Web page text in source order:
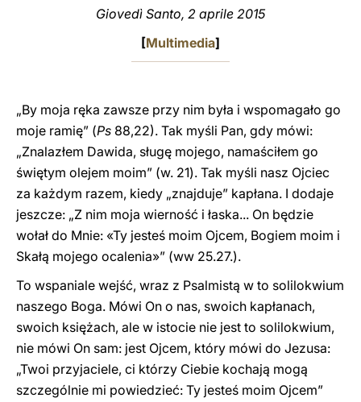
Giovedì Santo, 2 aprile 2015
[Multimedia]
„By moja ręka zawsze przy nim była i wspomagało go
moje ramię” (Ps 88,22). Tak myśli Pan, gdy mówi:
„Znalazłem Dawida, sługę mojego, namaściłem go
świętym olejem moim” (w. 21). Tak myśli nasz Ojciec
za każdym razem, kiedy „znajduje” kapłana. I dodaje
jeszcze: „Z nim moja wierność i łaska... On będzie
wołał do Mnie: «Ty jesteś moim Ojcem, Bogiem moim i
Skałą mojego ocalenia»” (ww 25.27.).
To wspaniale wejść, wraz z Psalmistą w to solilokwium
naszego Boga. Mówi On o nas, swoich kapłanach,
swoich księżach, ale w istocie nie jest to solilokwium,
nie mówi On sam: jest Ojcem, który mówi do Jezusa:
„Twoi przyjaciele, ci którzy Ciebie kochają mogą
szczególnie mi powiedzieć: Ty jesteś moim Ojcem”